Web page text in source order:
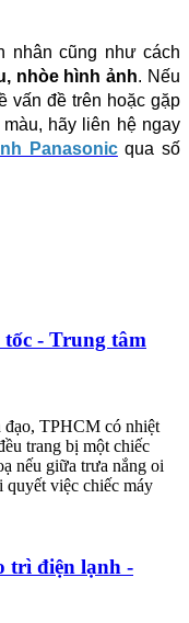
nhân cũng như cách
nhòe hình ảnh. Nếu
vấn đề trên hoặc gặp
hãy liên hệ ngay
Panasonic qua số
tốc - Trung tâm
đạo, TPHCM có nhiệt
trang bị một chiếc
nếu giữa trưa nắng oi
quyết việc chiếc máy
trì điện lạnh -